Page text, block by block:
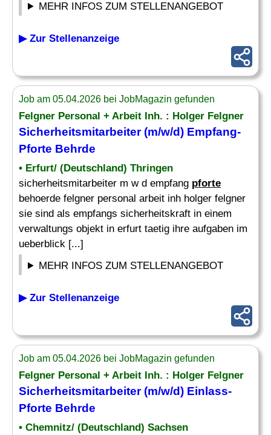
MEHR INFOS ZUM STELLENANGEBOT
▶ Zur Stellenanzeige
Job am 05.04.2026 bei JobMagazin gefunden
Felgner Personal + Arbeit Inh. : Holger Felgner
Sicherheitsmitarbeiter (m/w/d) Empfang-
Pforte Behrde
• Erfurt/ (Deutschland) Thringen
sicherheitsmitarbeiter m w d empfang pforte
behoerde felgner personal arbeit inh holger felgner
sie sind als empfangs sicherheitskraft in einem
verwaltungs objekt in erfurt taetig ihre aufgaben im
ueberblick [...]
MEHR INFOS ZUM STELLENANGEBOT
▶ Zur Stellenanzeige
Job am 05.04.2026 bei JobMagazin gefunden
Felgner Personal + Arbeit Inh. : Holger Felgner
Sicherheitsmitarbeiter (m/w/d) Einlass-
Pforte Behrde
• Chemnitz/ (Deutschland) Sachsen